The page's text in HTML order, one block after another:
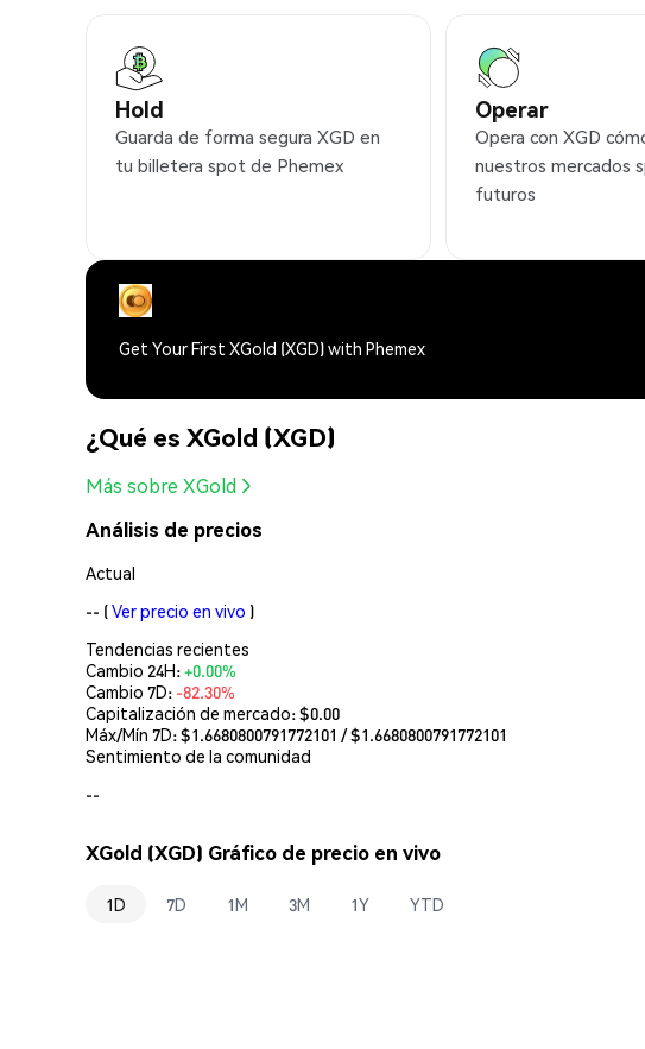
Hold
Guarda de forma segura XGD en
tu billetera spot de Phemex
Operar
Opera con XGD
nuestros mercados
futuros
Get Your First XGold (XGD) with Phemex
¿Qué es XGold (XGD)
Más sobre XGold
Análisis de precios
Actual
-- (Ver precio en vivo )
Tendencias recientes
Cambio 24H:+0.00%
Cambio 7D: -82.30%
Capitalización de mercado:$0.00
Máx/Mín 7D: $1.6680800791772101 / $1.6680800791772101
Sentimiento de la comunidad
--
XGold (XGD) Gráfico de precio en vivo
1D 7D 1M 3M 1Y YTD